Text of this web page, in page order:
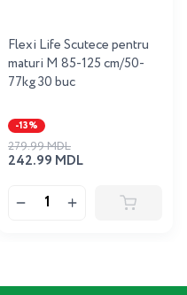
Flexi Life Scutece pentru
maturi M 85-125 cm/50-
77kg 30 buc
-13%
242.99 MDL
279.99 MDL